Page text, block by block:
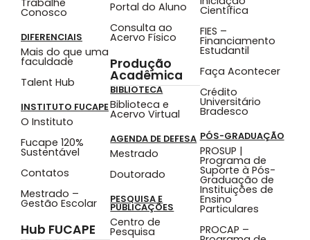
Conosco
DIFERENCIAIS
Mais do que uma
faculdade
Talent Hub
INSTITUTO FUCAPE
O Instituto
Fucape 120%
Sustentável
Contatos
Mestrado –
Gestão Escolar
Hub FUCAPE
Portal do Aluno
Consulta ao
Acervo Físico
Produção
Acadêmica
BIBLIOTECA
Biblioteca e
Acervo Virtual
AGENDA DE DEFESA
Mestrado
Doutorado
PESQUISA E
PUBLICAÇÕES
Centro de
Pesquisa
Científica
FIES –
Financiamento
Estudantil
Faça Acontecer
Crédito
Universitário
Bradesco
PÓS-GRADUAÇÃO
PROSUP |
Programa de
Suporte à Pós-
Graduação de
Instituições de
Ensino
Particulares
PROCAP –